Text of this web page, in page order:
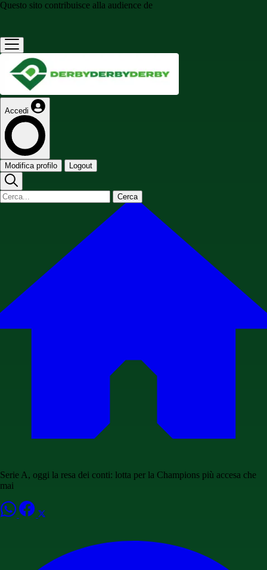
Questo sito contribuisce alla audience de
Accedi
Modifica profilo Logout
Cerca
Serie A, oggi la resa dei conti: lotta per la Champions più accesa che
mai